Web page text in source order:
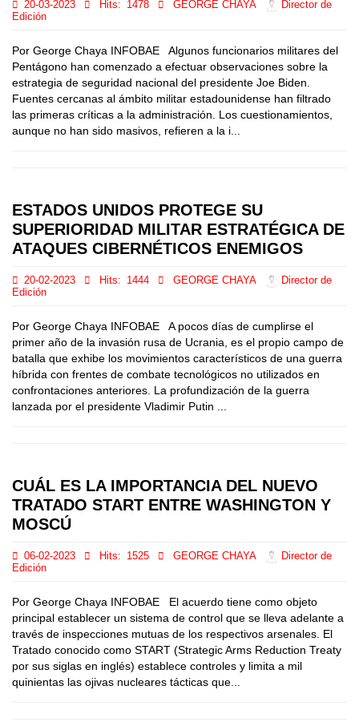
20-03-2023 Hits: 1478 GEORGE CHAYA
Director de
Edición
Por George Chaya INFOBAE Algunos funcionarios militares del
Pentágono han comenzado a efectuar observaciones sobre la
estrategia de seguridad nacional del presidente Joe Biden.
Fuentes cercanas al ámbito militar estadounidense han filtrado
las primeras críticas a la administración. Los cuestionamientos,
aunque no han sido masivos, refieren a la i...
ESTADOS UNIDOS PROTEGE SU
SUPERIORIDAD MILITAR ESTRATÉGICA DE
ATAQUES CIBERNÉTICOS ENEMIGOS
20-02-2023 Hits: 1444 GEORGE CHAYA
Director de
Edición
Por George Chaya INFOBAE A pocos días de cumplirse el
primer año de la invasión rusa de Ucrania, es el propio campo de
batalla que exhibe los movimientos característicos de una guerra
híbrida con frentes de combate tecnológicos no utilizados en
confrontaciones anteriores. La profundización de la guerra
lanzada por el presidente Vladimir Putin ...
CUÁL ES LA IMPORTANCIA DEL NUEVO
TRATADO START ENTRE WASHINGTON Y
MOSCÚ
06-02-2023 Hits: 1525 GEORGE CHAYA
Director de
Edición
Por George Chaya INFOBAE El acuerdo tiene como objeto
principal establecer un sistema de control que se lleva adelante a
través de inspecciones mutuas de los respectivos arsenales. El
Tratado conocido como START (Strategic Arms Reduction Treaty
por sus siglas en inglés) establece controles y limita a mil
quinientas las ojivas nucleares tácticas que...